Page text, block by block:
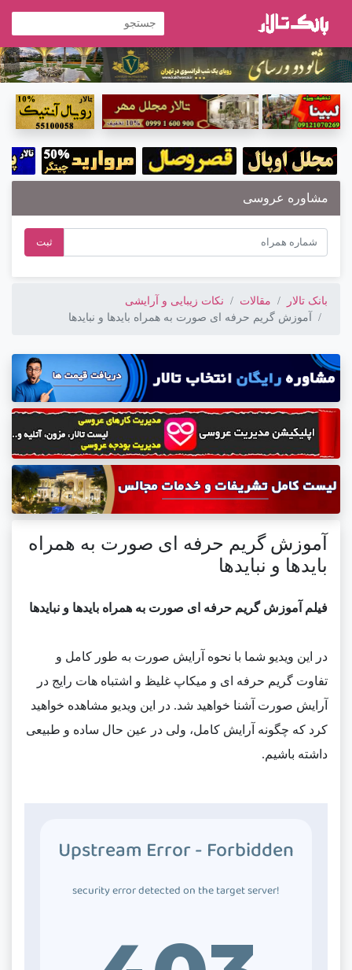
مشاوره عروسی
ثبت
بانک تالار مقالات
نکات زیبایی و آرایشی
آموزش گریم حرفه ای صورت به همراه بایدها و نبایدها
آموزش گریم حرفه ای صورت به همراه
بایدها و نبایدها
فیلم آموزش گریم حرفه ای صورت به همراه بایدها و نبایدها
در این ویدیو شما با نحوه آرایش صورت به طور کامل و
تفاوت گریم حرفه ای و میکاپ غلیظ و اشتباه هات رایج در
آرایش صورت آشنا خواهید شد. در این ویدیو مشاهده خواهید
کرد که چگونه آرایش کامل، ولی در عین حال ساده و طبیعی
داشته باشیم.